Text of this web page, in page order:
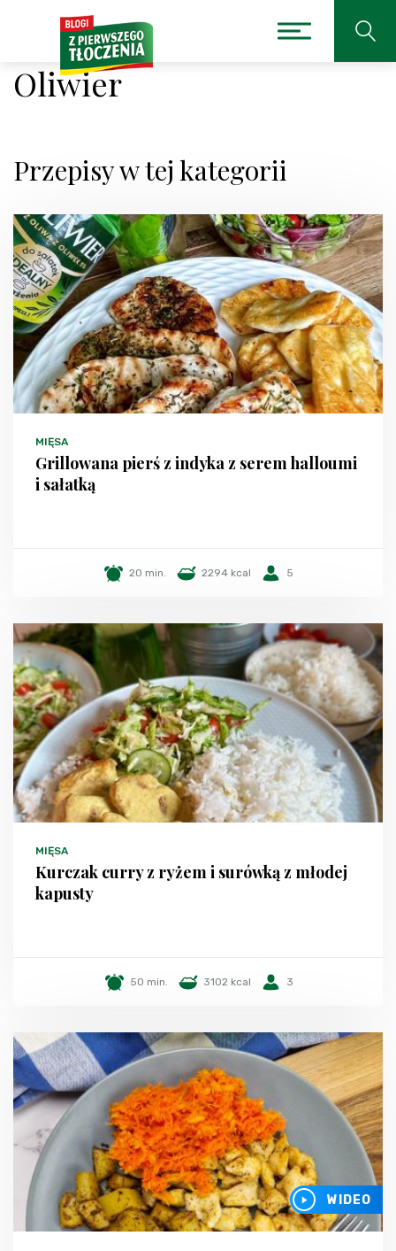
Oliwier
Przepisy w tej kategorii
MIĘSA
Grillowana pierś z indyka z serem halloumi
i sałatką
20 min. 2294 kcal 5
MIĘSA
Kurczak curry z ryżem i surówką z młodej
kapusty
50 min. 3102 kcal 3
WIDEO